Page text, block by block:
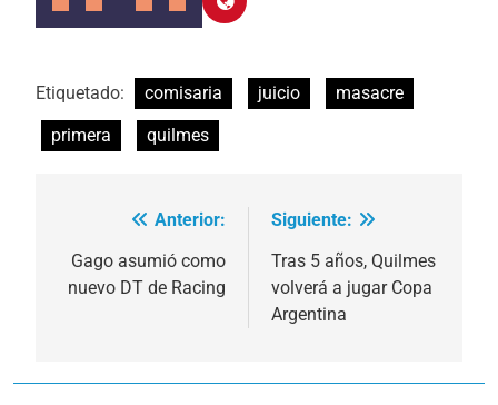
Etiquetado: comisaria juicio
masacre
primera
quilmes
Navegación
de
Anterior:
Gago asumió como
nuevo DT de Racing
Siguiente:
Tras 5 años, Quilmes
volverá a jugar Copa
Argentina